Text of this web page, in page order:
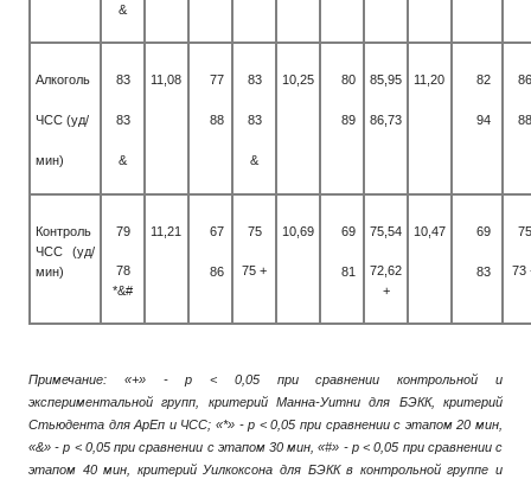
&
Алкоголь
ЧСС (уд/
мин)
83
83
&
11,08 77
88
83
83
&
10,25 80
89
85,95
86,73
11,20 82
94
86
88
Контроль
ЧСС (уд/
мин)
79
78
*&#
11,21 67
86
75
75 +
10,69 69
81
75,54
72,62
+
10,47 69
83
75
73
Примечание: «+» - р < 0,05 при сравнении контрольной и
экспериментальной групп, критерий Манна-Уитни для БЭКК, критерий
Стьюдента для АрЕп и ЧСС; «*» - р < 0,05 при сравнении с этапом 20 мин,
«&» - р < 0,05 при сравнении с этапом 30 мин, «#» - р < 0,05 при сравнении с
этапом 40 мин, критерий Уилкоксона для БЭКК в контрольной группе и